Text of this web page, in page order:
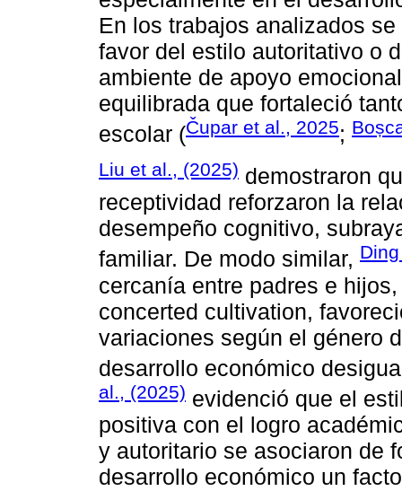
En los trabajos analizados
favor del estilo autoritativo o
ambiente de apoyo
equilibrada que fortaleció
escolar (Čupar et al., 2025;
Liu et al., (2025) demostraron
receptividad reforzaron la
desempeño cognitivo,
familiar. De modo similar,
cercanía entre padres e
concerted cultivation,
variaciones según el género
desarrollo económico
al., (2025) evidenció que el
positiva con el logro
y autoritario se asociaron de
desarrollo económico un